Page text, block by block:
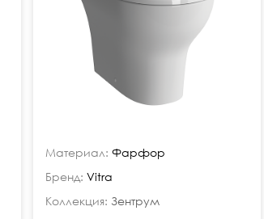
Материал: Фарфор
Бренд: Vitra
Коллекция: Зентрум